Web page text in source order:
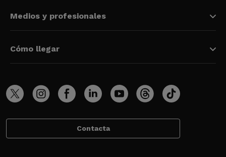
Medios y profesionales
Cómo llegar
Contacta